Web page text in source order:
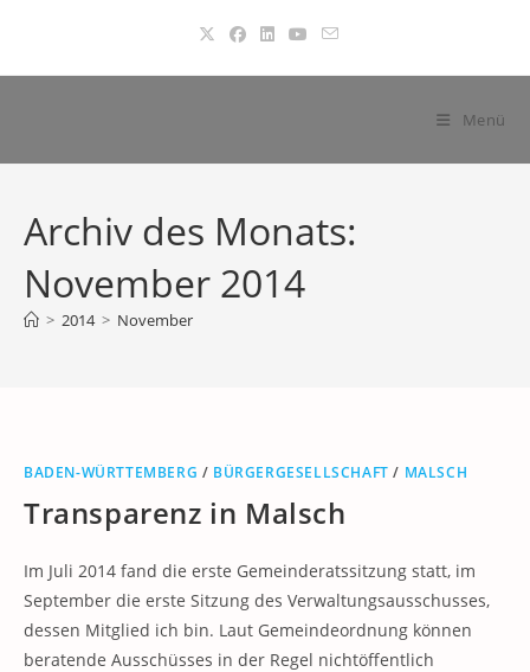
springen
Menü
Archiv des Monats:
November 2014
> 2014 > November
BADEN-WÜRTTEMBERG / BÜRGERGESELLSCHAFT / MALSCH
Transparenz in Malsch
Im Juli 2014 fand die erste Gemeinderatssitzung statt, im
September die erste Sitzung des Verwaltungsausschusses,
dessen Mitglied ich bin. Laut Gemeindeordnung können
beratende Ausschüsses in der Regel nichtöffentlich